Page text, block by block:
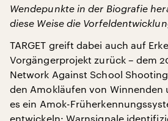
Wendepunkte in der Biografie
diese Weise die
TARGET greift dabei auch auf
Vorgängerprojekt zurück – dem
Network Against School
den Amokläufen von Winnenden
es ein Amok-
entwickeln: Warnsignale